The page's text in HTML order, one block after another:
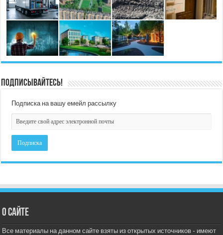
Подписывайтесь!
Подписка на вашу емейл рассылку
О сайте
Все материалы на данном сайте взяты из открытых источников - имеют